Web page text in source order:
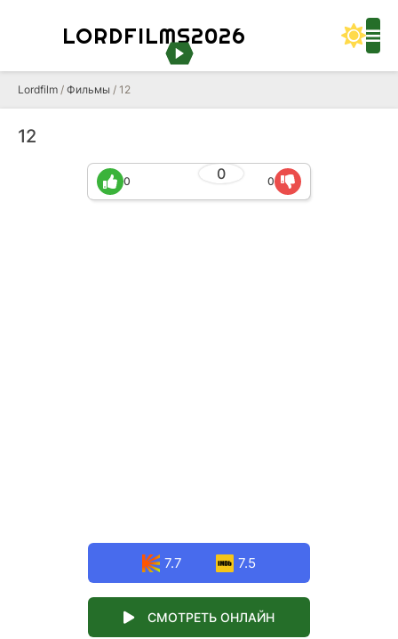
LORDFILMS2026
Lordfilm / Фильмы / 12
12
0
0 0
7.7 7.5
СМОТРЕТЬ ОНЛАЙН